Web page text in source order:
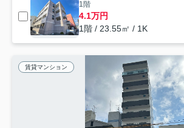
1階
4.1万円
1階 / 23.55㎡ / 1K
賃貸マンション